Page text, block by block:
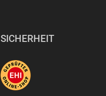
SICHERHEIT